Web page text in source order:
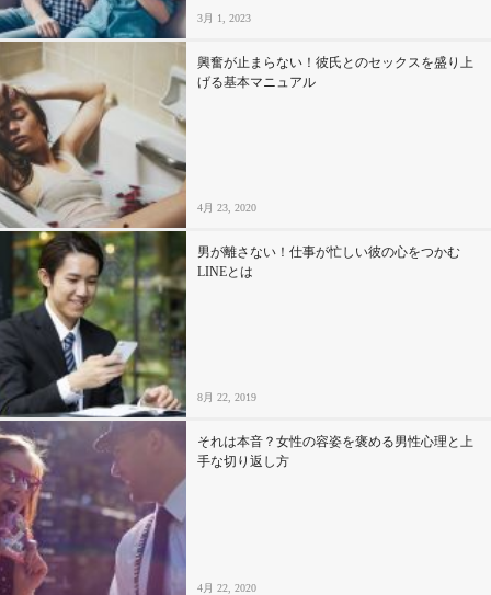
グルメ
趣味・旅行
セックスライフ
不倫・だめ男
感動
心の処方箋
カルチャー・トレンド・芸能
驚き
3月 1, 2023
興奮が止まらない！彼氏とのセックスを盛り上
げる基本マニュアル
4月 23, 2020
男が離さない！仕事が忙しい彼の心をつかむ
LINEとは
8月 22, 2019
それは本音？女性の容姿を褒める男性心理と上
手な切り返し方
4月 22, 2020